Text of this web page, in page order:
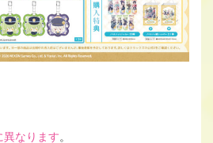
異なります。